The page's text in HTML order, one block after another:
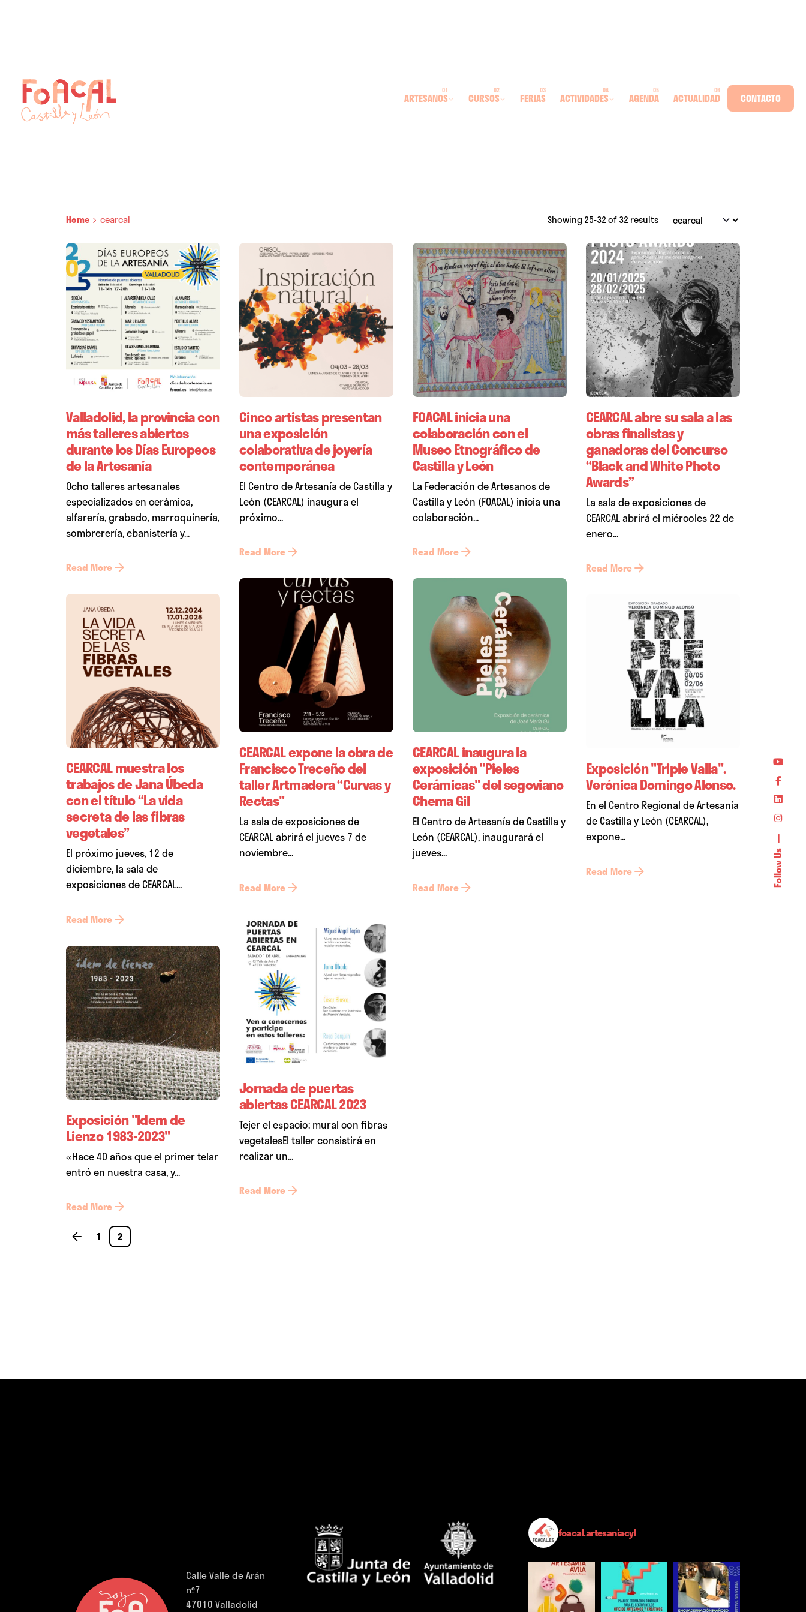
Follow Us
ARTESANOS CURSOS FERIAS ACTIVIDADES AGENDA ACTUALIDAD CONTACTO
Home cearcal Showing 25-32 of 32 results
Valladolid, la provincia con
más talleres abiertos
durante los Días Europeos
de la Artesanía
Ocho talleres artesanales
especializados en cerámica,
alfarería, grabado, marroquinería,
sombrerería, ebanistería y...
Read More
Cinco artistas presentan
una exposición
colaborativa de joyería
contemporánea
El Centro de Artesanía de Castilla y
León (CEARCAL) inaugura el
próximo...
Read More
FOACAL inicia una
colaboración con el
Museo Etnográfico de
Castilla y León
La Federación de Artesanos de
Castilla y León (FOACAL) inicia una
colaboración...
Read More
CEARCAL abre su sala a las
obras finalistas y
ganadoras del Concurso
“Black and White Photo
Awards”
La sala de exposiciones de
CEARCAL abrirá el miércoles 22 de
enero...
Read More
CEARCAL muestra los
trabajos de Jana Úbeda
con el título “La vida
secreta de las fibras
vegetales”
El próximo jueves, 12 de
diciembre, la sala de
exposiciones de CEARCAL...
Read More
CEARCAL expone la obra de
Francisco Treceño del
taller Artmadera “Curvas y
Rectas"
La sala de exposiciones de
CEARCAL abrirá el jueves 7 de
noviembre...
Read More
CEARCAL inaugura la
exposición "Pieles
Cerámicas" del segoviano
Chema Gil
El Centro de Artesanía de Castilla y
León (CEARCAL), inaugurará el
jueves...
Read More
Exposición "Triple Valla".
Verónica Domingo Alonso.
En el Centro Regional de Artesanía
de Castilla y León (CEARCAL),
expone...
Read More
Exposición "Idem de
Lienzo 1983-2023"
«Hace 40 años que el primer telar
entró en nuestra casa, y...
Read More
Jornada de puertas
abiertas CEARCAL 2023
Tejer el espacio: mural con fibras
vegetalesEl taller consistirá en
realizar un...
Read More
1 2
Calle Valle de Arán
nº7
47010 Valladolid
foacal.artesaniacyl